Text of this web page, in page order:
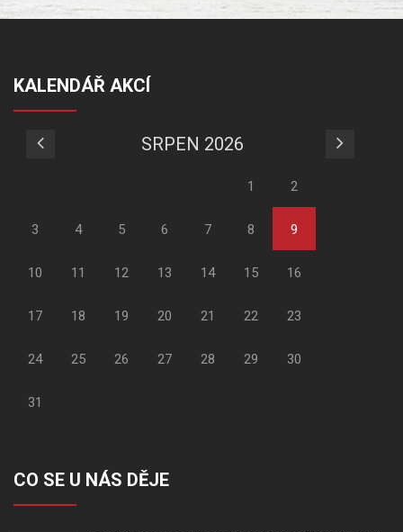
KALENDÁŘ AKCÍ
SRPEN 2026
1 2
3 4 5 6 7 8 9
10 11 12 13 14 15 16
17 18 19 20 21 22 23
24 25 26 27 28 29 30
31
CO SE U NÁS DĚJE